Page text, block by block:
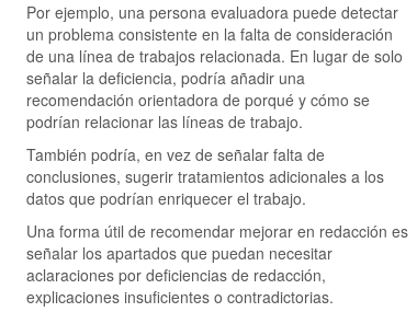
Por ejemplo, una persona evaluadora puede detectar
un problema consistente en la falta de consideración
de una línea de trabajos relacionada. En lugar de solo
señalar la deficiencia, podría añadir una
recomendación orientadora de porqué y cómo se
podrían relacionar las líneas de trabajo.
También podría, en vez de señalar falta de
conclusiones, sugerir tratamientos adicionales a los
datos que podrían enriquecer el trabajo.
Una forma útil de recomendar mejorar en redacción es
señalar los apartados que puedan necesitar
aclaraciones por deficiencias de redacción,
explicaciones insuficientes o contradictorias.